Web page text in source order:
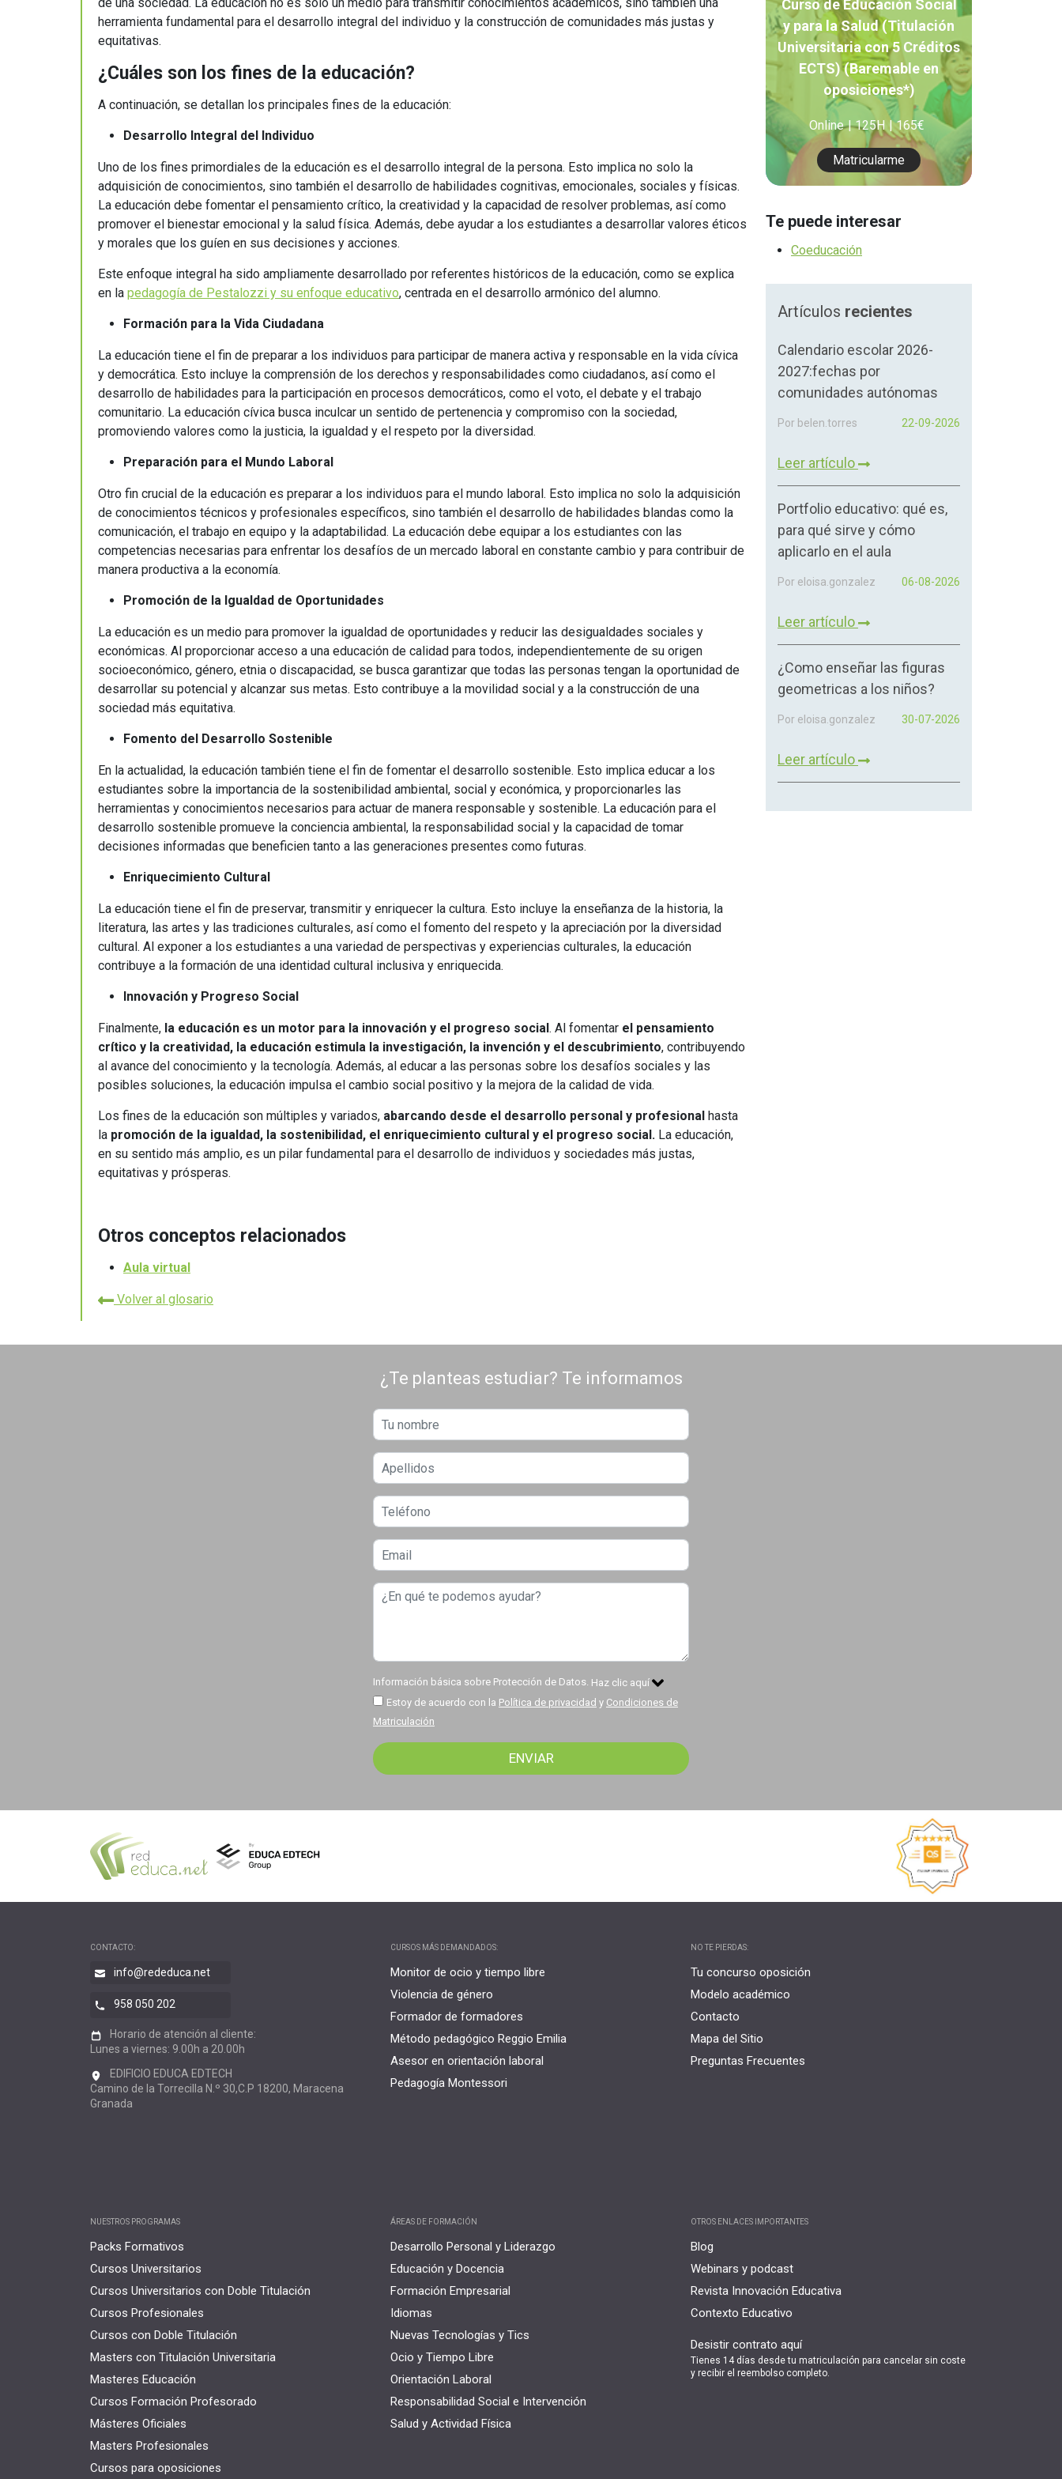
Ver Cursos
Universitaria
Cursos para oposiciones
Orientación Laboral
Responsabilidad Social e
Intervención
Salud y Actividad Física
herramienta fundamental para el desarrollo integral del individuo y la construcción de comunidades más justas y
equitativas.
¿Cuáles son los fines de la educación?
A continuación, se detallan los principales fines de la educación:
Desarrollo Integral del Individuo
Uno de los fines primordiales de la educación es el desarrollo integral de la persona. Esto implica no solo la
adquisición de conocimientos, sino también el desarrollo de habilidades cognitivas, emocionales, sociales y físicas.
La educación debe fomentar el pensamiento crítico, la creatividad y la capacidad de resolver problemas, así como
promover el bienestar emocional y la salud física. Además, debe ayudar a los estudiantes a desarrollar valores éticos
y morales que los guíen en sus decisiones y acciones.
Este enfoque integral ha sido ampliamente desarrollado por referentes históricos de la educación, como se explica
en la pedagogía de Pestalozzi y su enfoque educativo, centrada en el desarrollo armónico del alumno.
Formación para la Vida Ciudadana
La educación tiene el fin de preparar a los individuos para participar de manera activa y responsable en la vida cívica
y democrática. Esto incluye la comprensión de los derechos y responsabilidades como ciudadanos, así como el
desarrollo de habilidades para la participación en procesos democráticos, como el voto, el debate y el trabajo
comunitario. La educación cívica busca inculcar un sentido de pertenencia y compromiso con la sociedad,
promoviendo valores como la justicia, la igualdad y el respeto por la diversidad.
Preparación para el Mundo Laboral
Otro fin crucial de la educación es preparar a los individuos para el mundo laboral. Esto implica no solo la adquisición
de conocimientos técnicos y profesionales específicos, sino también el desarrollo de habilidades blandas como la
comunicación, el trabajo en equipo y la adaptabilidad. La educación debe equipar a los estudiantes con las
competencias necesarias para enfrentar los desafíos de un mercado laboral en constante cambio y para contribuir de
manera productiva a la economía.
Promoción de la Igualdad de Oportunidades
La educación es un medio para promover la igualdad de oportunidades y reducir las desigualdades sociales y
económicas. Al proporcionar acceso a una educación de calidad para todos, independientemente de su origen
socioeconómico, género, etnia o discapacidad, se busca garantizar que todas las personas tengan la oportunidad de
desarrollar su potencial y alcanzar sus metas. Esto contribuye a la movilidad social y a la construcción de una
sociedad más equitativa.
Fomento del Desarrollo Sostenible
En la actualidad, la educación también tiene el fin de fomentar el desarrollo sostenible. Esto implica educar a los
estudiantes sobre la importancia de la sostenibilidad ambiental, social y económica, y proporcionarles las
herramientas y conocimientos necesarios para actuar de manera responsable y sostenible. La educación para el
desarrollo sostenible promueve la conciencia ambiental, la responsabilidad social y la capacidad de tomar
decisiones informadas que beneficien tanto a las generaciones presentes como futuras.
Enriquecimiento Cultural
La educación tiene el fin de preservar, transmitir y enriquecer la cultura. Esto incluye la enseñanza de la historia, la
literatura, las artes y las tradiciones culturales, así como el fomento del respeto y la apreciación por la diversidad
cultural. Al exponer a los estudiantes a una variedad de perspectivas y experiencias culturales, la educación
contribuye a la formación de una identidad cultural inclusiva y enriquecida.
Innovación y Progreso Social
Finalmente, la educación es un motor para la innovación y el progreso social. Al fomentar el pensamiento
crítico y la creatividad, la educación estimula la investigación, la invención y el descubrimiento, contribuyendo
al avance del conocimiento y la tecnología. Además, al educar a las personas sobre los desafíos sociales y las
posibles soluciones, la educación impulsa el cambio social positivo y la mejora de la calidad de vida.
Los fines de la educación son múltiples y variados, abarcando desde el desarrollo personal y profesional hasta
la promoción de la igualdad, la sostenibilidad, el enriquecimiento cultural y el progreso social. La educación,
en su sentido más amplio, es un pilar fundamental para el desarrollo de individuos y sociedades más justas,
equitativas y prósperas.
Otros conceptos relacionados
Aula virtual
Volver al glosario
Curso de Educación Social
y para la Salud (Titulación
Universitaria con 5 Créditos
ECTS) (Baremable en
oposiciones*)
Online 125H 165€
Matricularme
Te puede interesar
Coeducación
Artículos recientes
Calendario escolar 2026-
2027:fechas por
comunidades autónomas
Por belen.torres 22-09-2026
Leer artículo
Portfolio educativo: qué es,
para qué sirve y cómo
aplicarlo en el aula
Por eloisa.gonzalez 06-08-2026
Leer artículo
¿Como enseñar las figuras
geometricas a los niños?
Por eloisa.gonzalez 30-07-2026
Leer artículo
¿Te planteas estudiar? Te informamos
Información básica sobre Protección de Datos. Haz clic aquí
Estoy de acuerdo con la Política de privacidad y Condiciones de
Matriculación
CONTACTO:
info@rededuca.net
958 050 202
Horario de atención al cliente:
Lunes a viernes: 9.00h a 20.00h
EDIFICIO EDUCA EDTECH
Camino de la Torrecilla N.º 30,C.P 18200, Maracena
Granada
CURSOS MÁS DEMANDADOS:
Monitor de ocio y tiempo libre
Violencia de género
Formador de formadores
Método pedagógico Reggio Emilia
Asesor en orientación laboral
Pedagogía Montessori
NO TE PIERDAS:
Tu concurso oposición
Modelo académico
Contacto
Mapa del Sitio
Preguntas Frecuentes
NUESTROS PROGRAMAS
Packs Formativos
Cursos Universitarios
Cursos Universitarios con Doble Titulación
Cursos Profesionales
Cursos con Doble Titulación
Masters con Titulación Universitaria
Masteres Educación
Cursos Formación Profesorado
Másteres Oficiales
Masters Profesionales
Cursos para oposiciones
ÁREAS DE FORMACIÓN
Desarrollo Personal y Liderazgo
Educación y Docencia
Formación Empresarial
Idiomas
Nuevas Tecnologías y Tics
Ocio y Tiempo Libre
Orientación Laboral
Responsabilidad Social e Intervención
Salud y Actividad Física
OTROS ENLACES IMPORTANTES
Blog
Webinars y podcast
Revista Innovación Educativa
Contexto Educativo
Desistir contrato aquí
Tienes 14 días desde tu matriculación para cancelar sin coste
y recibir el reembolso completo.